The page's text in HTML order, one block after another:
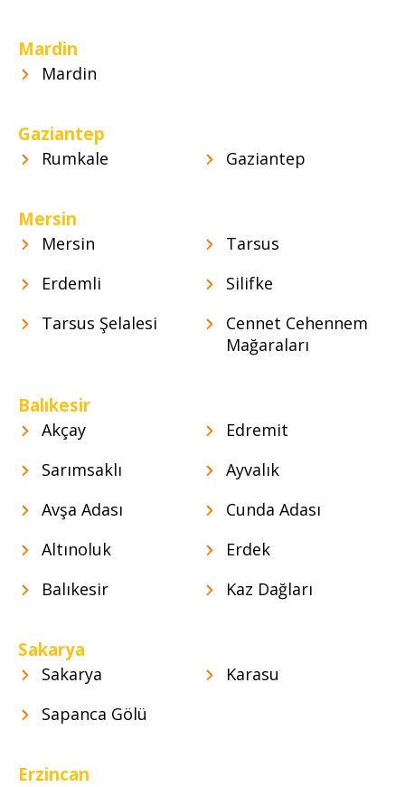
Mardin
Mardin
Gaziantep
Rumkale Gaziantep
Mersin
Mersin
Tarsus
Erdemli
Silifke
Tarsus Şelalesi
Cennet Cehennem
Mağaraları
Balıkesir
Akçay
Edremit
Sarımsaklı
Ayvalık
Avşa Adası
Cunda Adası
Altınoluk
Erdek
Balıkesir
Kaz Dağları
Sakarya
Sakarya
Karasu
Sapanca Gölü
Erzincan